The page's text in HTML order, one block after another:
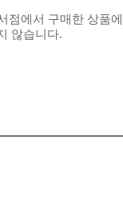
점에서 구매한 상품
않습니다.